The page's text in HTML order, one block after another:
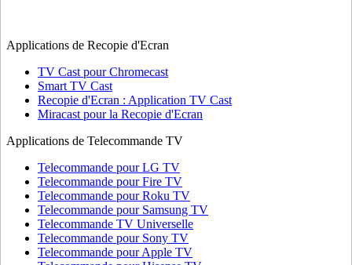
Applications de Recopie d'Ecran
TV Cast pour Chromecast
Smart TV Cast
Recopie d'Ecran : Application TV Cast
Miracast pour la Recopie d'Ecran
Applications de Telecommande TV
Telecommande pour LG TV
Telecommande pour Fire TV
Telecommande pour Roku TV
Telecommande pour Samsung TV
Telecommande TV Universelle
Telecommande pour Sony TV
Telecommande pour Apple TV